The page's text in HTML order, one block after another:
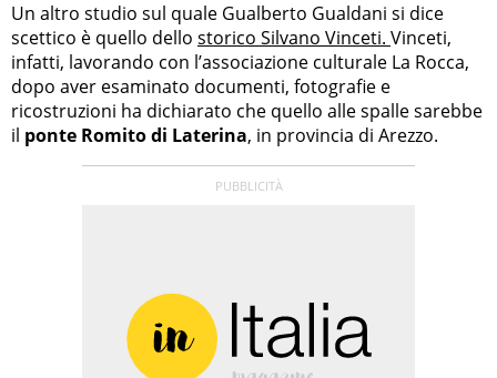
Un altro studio sul quale Gualberto Gualdani si dice
scettico è quello dello storico Silvano Vinceti. Vinceti,
infatti, lavorando con l’associazione culturale La Rocca,
dopo aver esaminato documenti, fotografie e
ricostruzioni ha dichiarato che quello alle spalle sarebbe
il ponte Romito di Laterina, in provincia di Arezzo.